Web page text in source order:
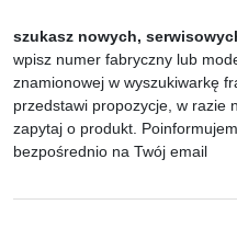
szukasz nowych,
wpisz numer fabryczny lub
znamionowej w wyszukiwarkę
przedstawi propozycje, w razie
zapytaj o produkt.
bezpośrednio na Twój email